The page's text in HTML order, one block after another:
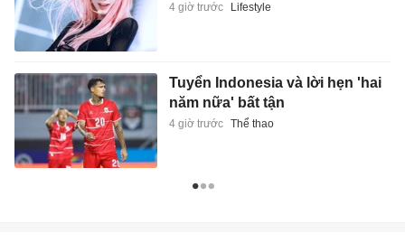
4 giờ trước Lifestyle
Tuyển Indonesia và lời hẹn 'hai
năm nữa' bất tận
4 giờ trước Thể thao